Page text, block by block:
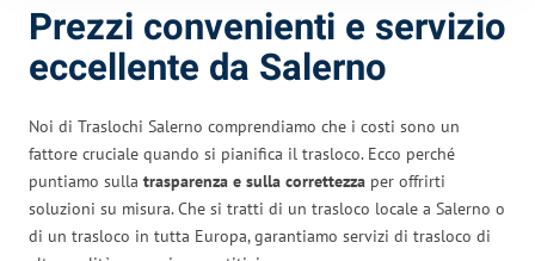
Prezzi convenienti e servizio
eccellente da Salerno
Noi di Traslochi Salerno comprendiamo che i costi sono un
fattore cruciale quando si pianifica il trasloco. Ecco perché
puntiamo sulla trasparenza e sulla correttezza per offrirti
soluzioni su misura. Che si tratti di un trasloco locale a Salerno o
di un trasloco in tutta Europa, garantiamo servizi di trasloco di